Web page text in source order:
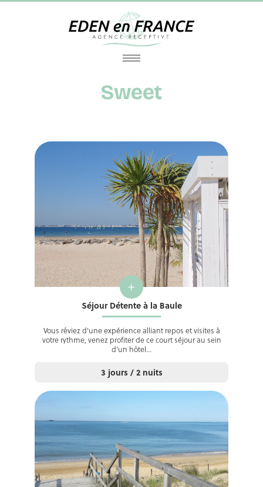
Sweet
+
Séjour Détente à la Baule
Vous rêviez d’une expérience alliant repos et visites à
votre rythme, venez profiter de ce court séjour au sein
d’un hôtel…
3 jours / 2 nuits